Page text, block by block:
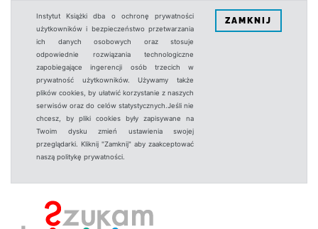
Instytut Książki dba o ochronę prywatności
użytkowników i bezpieczeństwo przetwarzania
ich danych osobowych oraz stosuje
odpowiednie rozwiązania technologiczne
zapobiegające ingerencji osób trzecich w
prywatność użytkowników. Używamy także
plików cookies, by ułatwić korzystanie z naszych
serwisów oraz do celów statystycznych.Jeśli nie
chcesz, by pliki cookies były zapisywane na
Twoim dysku zmień ustawienia swojej
przeglądarki. Kliknij "Zamknij" aby zaakceptować
naszą politykę prywatności.
ZAMKNIJ